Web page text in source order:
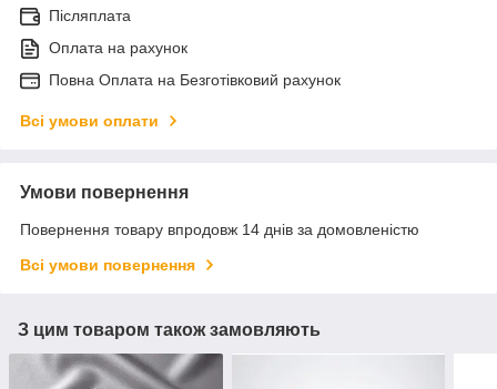
Післяплата
Оплата на рахунок
Повна Оплата на Безготівковий рахунок
Всі умови оплати
Умови повернення
Повернення товару впродовж 14 днів за домовленістю
Всі умови повернення
З цим товаром також замовляють